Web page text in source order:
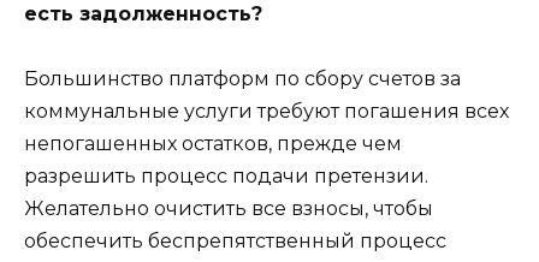
есть задолженность?
Большинство платформ по сбору счетов за
коммунальные услуги требуют погашения всех
непогашенных остатков, прежде чем
разрешить процесс подачи претензии.
Желательно очистить все взносы, чтобы
обеспечить беспрепятственный процесс